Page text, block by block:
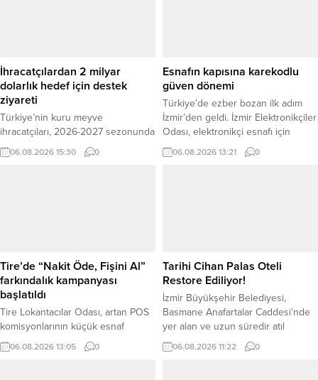
İhracatçılardan 2 milyar
dolarlık hedef için destek
ziyareti
Türkiye’nin kuru meyve
ihracatçıları, 2026-2027 sezonunda
2 milyar dolarlık ihracat hedefine
ulaşılması amacıyla AK Parti Genel
Gabay, çekirdeksiz kuru üzüm,
kuru kayısı ve...
06.08.2026 15:30 0
Esnafın kapısına karekodlu
güven dönemi
Türkiye’de ezber bozan ilk adım
İzmir’den geldi. İzmir Elektronikçiler
Odası, elektronikçi esnafı için
Türkiye’ye örnek teşkil edecek
“Dijital Mühür” uygulamasını
işletme bilgisi ve güvenli hizmet
sunuyor. “Karekodu Okut, Esnafını...
06.08.2026 13:21 0
Tire’de “Nakit Öde, Fişini Al”
farkındalık kampanyası
başlatıldı
Tire Lokantacılar Odası, artan POS
komisyonlarının küçük esnaf
üzerindeki mali yüküne dikkat
çekmek amacıyla “Esnafına Sahip
06.08.2026 13:05 0
Tarihi Cihan Palas Oteli
Restore Ediliyor!
İzmir Büyükşehir Belediyesi,
Basmane Anafartalar Caddesi’nde
yer alan ve uzun süredir atıl
durumda bulunan tarihi Cihan Palas
Oteli’ni (Emniyet Oteli) restore
06.08.2026 11:22 0